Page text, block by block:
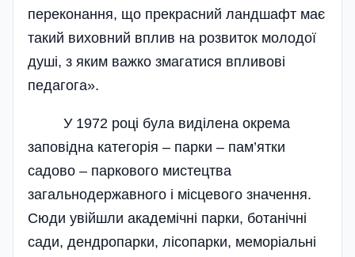
переконання, що прекрасний ландшафт має
такий виховний вплив на розвиток молодої
душі, з яким важко змагатися впливові
педагога».
У 1972 році була виділена окрема
заповідна категорія – парки – пам’ятки
садово – паркового мистецтва
загальнодержавного і місцевого значення.
Сюди увійшли академічні парки, ботанічні
сади, дендропарки, лісопарки, меморіальні